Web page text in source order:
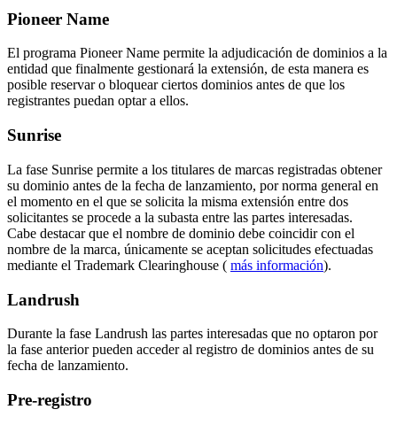
Pioneer Name
El programa Pioneer Name permite la adjudicación de dominios a la
entidad que finalmente gestionará la extensión, de esta manera es
posible reservar o bloquear ciertos dominios antes de que los
registrantes puedan optar a ellos.
Sunrise
La fase Sunrise permite a los titulares de marcas registradas obtener
su dominio antes de la fecha de lanzamiento, por norma general en
el momento en el que se solicita la misma extensión entre dos
solicitantes se procede a la subasta entre las partes interesadas.
Cabe destacar que el nombre de dominio debe coincidir con el
nombre de la marca, únicamente se aceptan solicitudes efectuadas
mediante el Trademark Clearinghouse ( más información).
Landrush
Durante la fase Landrush las partes interesadas que no optaron por
la fase anterior pueden acceder al registro de dominios antes de su
fecha de lanzamiento.
Pre-registro